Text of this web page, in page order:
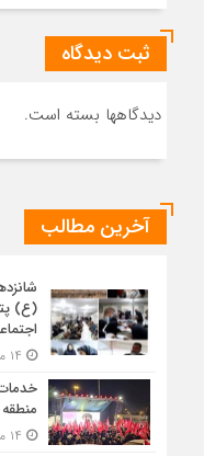
ثبت دیدگاه
دیدگاهها بسته است.
آخرین مطالب
(ع)
منطقه ۴ در مسیر